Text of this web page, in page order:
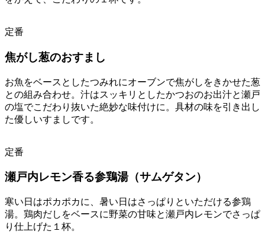
定番
焦がし葱のおすまし
お魚をベースとしたつみれにオーブンで焦がしをきかせた葱
との組み合わせ。汁はスッキリとしたかつおのお出汁と瀬戸
の塩でこだわり抜いた絶妙な味付けに。具材の味を引き出し
た優しいすましです。
定番
瀬戸内レモン香る参鶏湯（サムゲタン）
寒い日はポカポカに、暑い日はさっぱりといただける参鶏
湯。鶏肉だしをベースに野菜の甘味と瀬戸内レモンでさっぱ
り仕上げた１杯。